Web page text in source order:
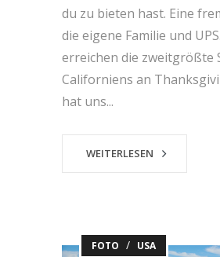
du zu bieten hast. Eine
die eigene Familie und
erreichen die zweitgrößte
Californiens an
hat uns...
WEITERLESEN
FOTO / USA